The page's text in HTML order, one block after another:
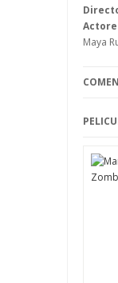
por
Maya